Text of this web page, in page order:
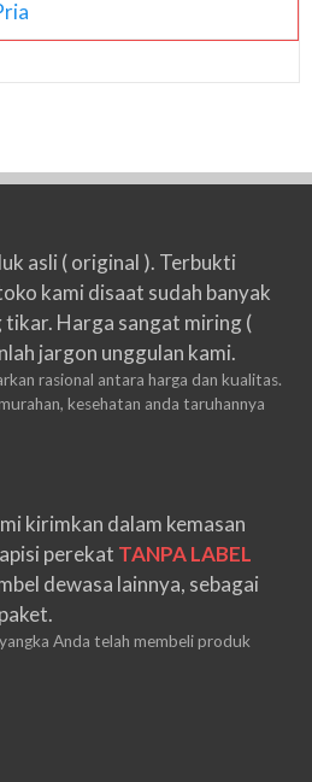
asli ( original ). Terbukti
kami disaat sudah banyak
Harga sangat miring (
jargon unggulan kami.
rasional antara harga dan kualitas.
kesehatan anda taruhannya
kirimkan dalam kemasan
perekat TANPA LABEL
dewasa lainnya, sebagai
Anda telah membeli produk